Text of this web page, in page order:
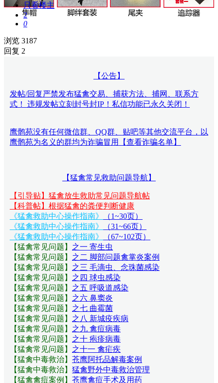
只看楼主
2
0
浏览 3187
回复 2
【公告】
发帖/回复严禁发布猛禽交易、捕获方法、捕网、联系方
式！ 违规发帖立刻封号封IP！私信功能已永久关闭！
鹰鹘苑没有任何微信群、QQ群、贴吧等其他交流平台，以
鹰鹘苑为名义的群均为诈骗冒用【查看诈骗名单】
【猛禽常见救助问题导航】
【引导贴】猛禽放生救助常见问题导航帖
【科普帖】根据猛禽的粪便判断健康
《猛禽救助中心操作指南》
（1~30页）
《猛禽救助中心操作指南》
（31~66页）
《猛禽救助中心操作指南》
（67~102页）
【猛禽常见问题 】 之一 寄生虫
【猛禽常见问题 】 之二 脚部问题禽掌炎案例
【猛禽常见问题 】 之三 毛滴虫、念珠菌感染
【猛禽常见问题 】 之四 球虫感染
【猛禽常见问题 】 之五 呼吸道感染
【猛禽常见问题 】 之六 鼻窦炎
【猛禽常见问题 】 之七 曲霉菌
【猛禽常见问题 】 之八 新城疫疾病
【猛禽常见问题 】 之九 禽痘病毒
【猛禽常见问题 】 之十 疱疹病毒
【猛禽常见问题 】 之十一 禽疟疾
【猛禽中毒救治】 苍鹰阿托品解毒案例
【猛禽中毒救治】 猛禽野外中毒救治管理
【猛禽禽痘案例】 苍鹰禽痘手术及用药